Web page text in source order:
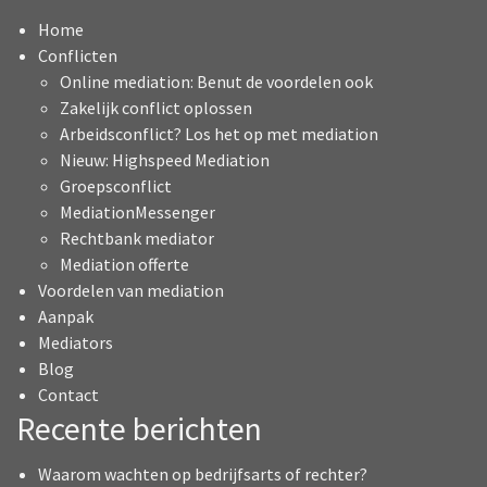
Home
Conflicten
Online mediation: Benut de voordelen ook
Zakelijk conflict oplossen
Arbeidsconflict? Los het op met mediation
Nieuw: Highspeed Mediation
Groepsconflict
MediationMessenger
Rechtbank mediator
Mediation offerte
Voordelen van mediation
Aanpak
Mediators
Blog
Contact
Recente berichten
Waarom wachten op bedrijfsarts of rechter?